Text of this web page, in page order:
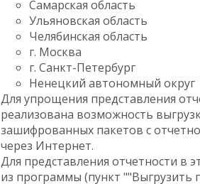
Самарская область
Ульяновская область
Челябинская область
г. Москва
г. Санкт-Петербург
Ненецкий автономный округ
Для упрощения представления
реализована возможность
зашифрованных пакетов с
через Интернет.
Для представления отчетности в
из программы (пункт